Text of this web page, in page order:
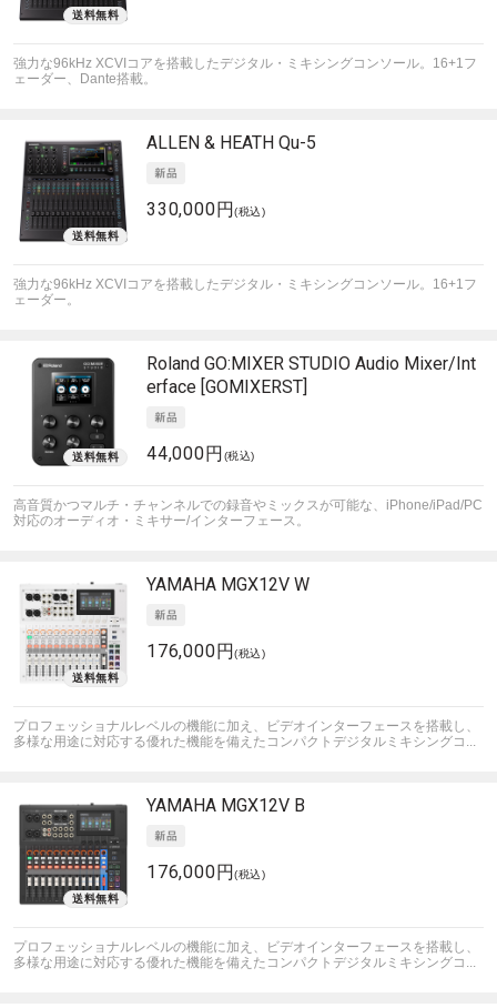
強力な96kHz XCVIコアを搭載したデジタル・ミキシングコンソール。16+1フ
ェーダー、Dante搭載。
ALLEN & HEATH Qu-5
330,000円(税込)
強力な96kHz XCVIコアを搭載したデジタル・ミキシングコンソール。16+1フ
ェーダー。
Roland GO:MIXER STUDIO Audio Mixer/Int
erface [GOMIXERST]
44,000円 (税込)
高音質かつマルチ・チャンネルでの録音やミックスが可能な、iPhone/iPad/PC
対応のオーディオ・ミキサー/インターフェース。
YAMAHA MGX12V W
176,000円(税込)
プロフェッショナルレベルの機能に加え、ビデオインターフェースを搭載し、
多様な用途に対応する優れた機能を備えたコンパクトデジタルミキシングコ...
YAMAHA MGX12V B
176,000円(税込)
プロフェッショナルレベルの機能に加え、ビデオインターフェースを搭載し、
多様な用途に対応する優れた機能を備えたコンパクトデジタルミキシングコ...